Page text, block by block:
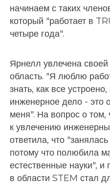
начинаем с таких
который "работает в
четыре года".
Ярнелл увлечена
область. "Я люблю
знать, как все
инженерное дело - это
меня". На вопрос о том,
к увлечению
ответила, что
потому что полюбила
естественные науки",
в области STEM стал